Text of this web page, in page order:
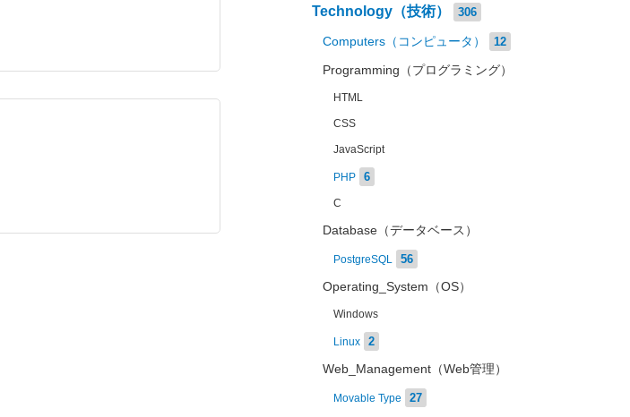
Technology（技術） 306
Computers（コンピュータ） 12
Programming（プログラミング）
HTML
CSS
JavaScript
PHP 6
C
Database（データベース）
PostgreSQL 56
Operating_System（OS）
Windows
Linux 2
Web_Management（Web管理）
Movable Type 27